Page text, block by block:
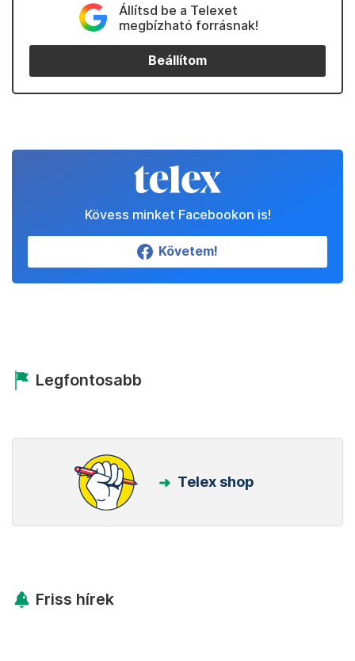
Állítsd be a Telexet
megbízható forrásnak!
Beállítom
Kövess minket Facebookon is!
Követem!
Legfontosabb
Telex shop
Friss hírek